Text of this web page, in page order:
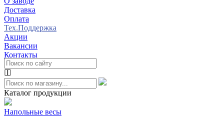
Доставка
Оплата
Тех.Поддержка
Акции
Вакансии
Контакты
Каталог продукции
Напольные весы